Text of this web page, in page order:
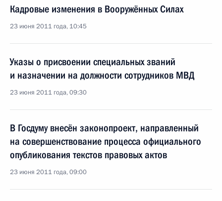
Кадровые изменения в Вооружённых Силах
23 июня 2011 года, 10:45
Указы о присвоении специальных званий
и назначении на должности сотрудников МВД
23 июня 2011 года, 09:30
В Госдуму внесён законопроект, направленный
на совершенствование процесса официального
опубликования текстов правовых актов
23 июня 2011 года, 09:00